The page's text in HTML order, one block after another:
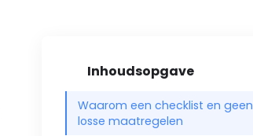
Inhoudsopgave
Waarom een checklist en geen
losse maatregelen